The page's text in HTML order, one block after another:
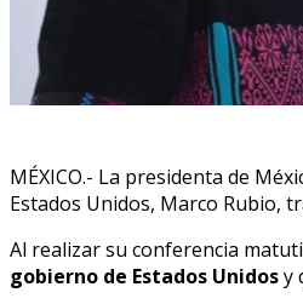
MÉXICO.- La presidenta de
Estados Unidos, Marco Rubio,
Al realizar su conferencia
gobierno de Estados Unidosy